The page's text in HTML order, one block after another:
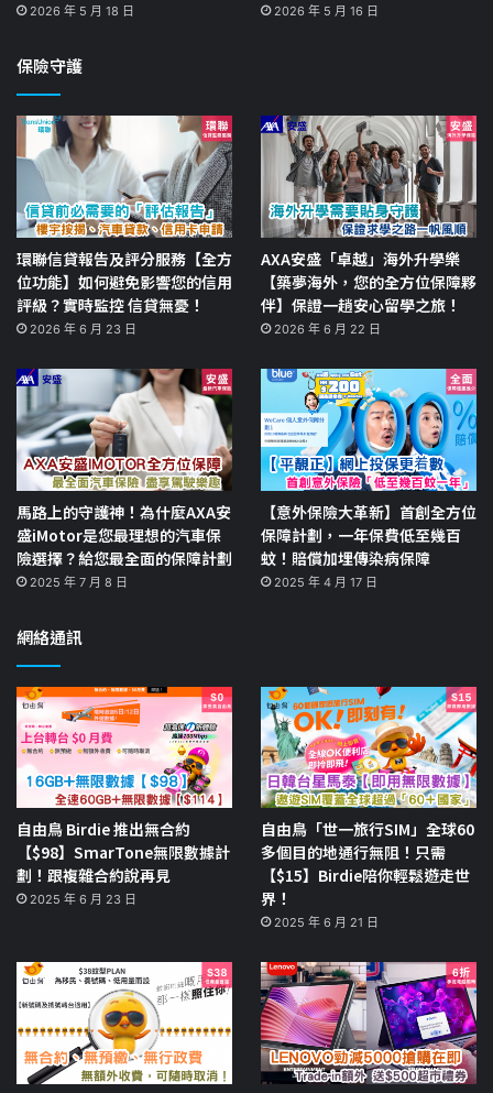
2026 年 5 月 18 日 2026 年 5 月 16 日
保險守護
環聯信貸報告及評分服務【全方
位功能】如何避免影響您的信用
評級？實時監控 信貸無憂！
2026 年 6 月 23 日
AXA安盛「卓越」海外升學樂
【築夢海外，您的全方位保障夥
伴】保證一趟安心留學之旅！
2026 年 6 月 22 日
馬路上的守護神！為什麼AXA安
盛iMotor是您最理想的汽車保
險選擇？給您最全面的保障計劃
2025 年 7 月 8 日
【意外保險大革新】首創全方位
保障計劃，一年保費低至幾百
蚊！賠償加埋傳染病保障
2025 年 4 月 17 日
網絡通訊
自由鳥 Birdie 推出無合約
【$98】SmarTone無限數據計
劃！跟複雜合約說再見
2025 年 6 月 23 日
自由鳥「世一旅行SIM」全球60
多個目的地通行無阻！只需
【$15】Birdie陪你輕鬆遊走世
界！
2025 年 6 月 21 日